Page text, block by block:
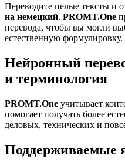
Переводите целые тексты и
на немецкий. PROMT.One
перевода, чтобы вы могли
естественную формулировку.
Нейронный
и терминология
PROMT.One учитывает
помогает получать более
деловых, технических и
Поддерживаемые